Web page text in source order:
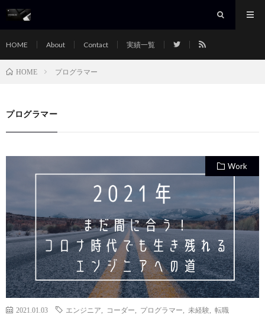
HOME About Contact 実績一覧
HOME プログラマー
プログラマー
Work
2021.01.03 エンジニア コーダー プログラマー 未経験 転職